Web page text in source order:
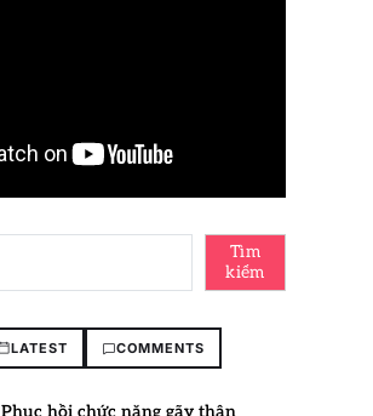
Tìm
kiếm
LATEST COMMENTS
Phục hồi chức năng gãy thân